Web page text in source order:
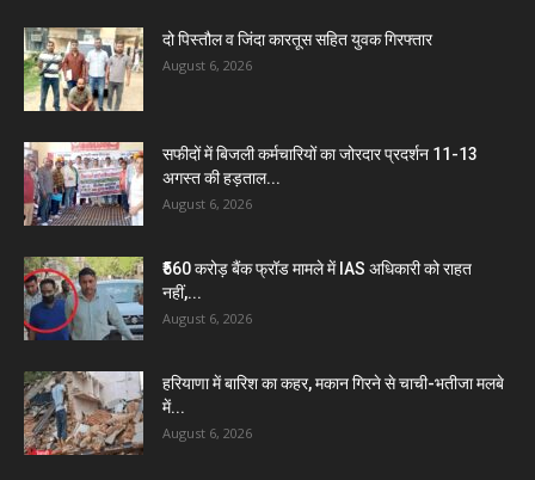
दो पिस्तौल व जिंदा कारतूस सहित युवक गिरफ्तार
August 6, 2026
सफीदों में बिजली कर्मचारियों का जोरदार प्रदर्शन 11-13
अगस्त की हड़ताल...
August 6, 2026
₹560 करोड़ बैंक फ्रॉड मामले में IAS अधिकारी को राहत
नहीं,...
August 6, 2026
हरियाणा में बारिश का कहर, मकान गिरने से चाची-भतीजा मलबे
में...
August 6, 2026